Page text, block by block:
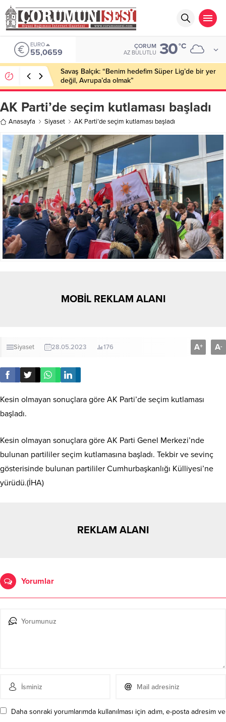
EURO
55,0659
ÇORUM
AZ BULUTLU 30°C
Savaş Balçık: “Benim hedefim Süper Lig’de bir yer
değil, Avrupa’da olmak”
AK Parti’de seçim kutlaması başladı
Anasayfa Siyaset AK Parti’de seçim kutlaması başladı
MOBİL REKLAM ALANI
Siyaset 28.05.2023 176 A+ A-
Kesin olmayan sonuçlara göre AK Parti’de seçim kutlaması
başladı.
Kesin olmayan sonuçlara göre AK Parti Genel Merkezi’nde
bulunan partililer seçim kutlamasına başladı. Tekbir ve sevinç
gösterisinde bulunan partililer Cumhurbaşkanlığı Külliyesi’ne
yürüdü.(İHA)
REKLAM ALANI
Yorumlar
Daha sonraki yorumlarımda kullanılması için adım, e-posta adresim ve